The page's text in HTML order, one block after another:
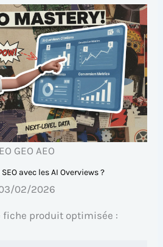
GEO AEO
avec les AI Overviews ?
02/2026
fiche produit optimisée :